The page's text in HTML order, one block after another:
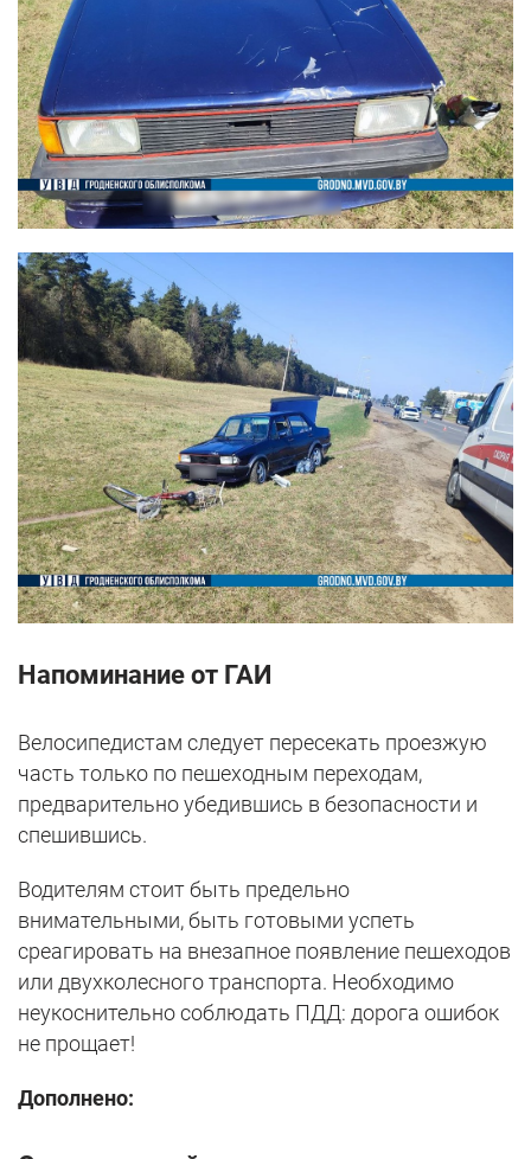
Напоминание от ГАИ
Велосипедистам следует пересекать проезжую
часть только по пешеходным переходам,
предварительно убедившись в безопасности и
спешившись.
Водителям стоит быть предельно
внимательными, быть готовыми успеть
среагировать на внезапное появление пешеходов
или двухколесного транспорта. Необходимо
неукоснительно соблюдать ПДД: дорога ошибок
не прощает!
Дополнено: